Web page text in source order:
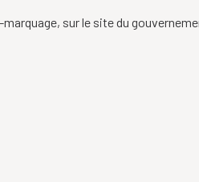
sur le site du